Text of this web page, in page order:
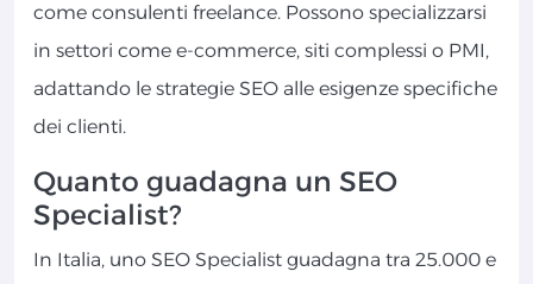
come consulenti freelance. Possono specializzarsi
in settori come e-commerce, siti complessi o PMI,
adattando le strategie SEO alle esigenze specifiche
dei clienti.
Quanto guadagna un SEO
Specialist?
In Italia, uno SEO Specialist guadagna tra 25.000 e